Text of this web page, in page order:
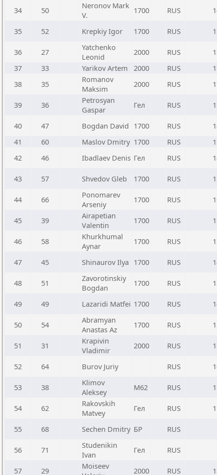
34 50
Neronov Mark
V.
1700 RUS
35 52 Krepkiy Igor 1700 RUS
36 27
Yatchenko
Leonid
2000 RUS
37
33 Yarikov Artem 2000 RUS
38
35
Romanov
Maksim
2000 RUS
39 36
Petrosyan
Gaspar
Гел RUS
40 47 Bogdan David 1700 RUS
41
60 Maslov Dmitry 1700 RUS
42
46 Ibadlaev Denis Гел RUS
43 57 Shvedov Gleb 1700 RUS
44 66
Ponomarev
Arseniy
1700 RUS
45 39
Airapetian
Valentin
1700 RUS
46 58
Khurkhumal
Aynar
1700 RUS
47 45 Shinaurov Ilya 1700 RUS
48 51
Zavorotinskiy
Bogdan
1700 RUS
49 49 Lazaridi Matfei 1700 RUS
50 54
Abramyan
Anastas Az
1700 RUS
51 31
Krapivin
Vladimir
2000 RUS
52 64 Burov Juriy RUS
53 38
Klimov
Aleksey
М62 RUS
54 62
Rakovskih
Matvey
Гел RUS
55 68 Sechen Dmitry БР RUS
56 71
Studenikin
Ivan
Гел RUS
57 29
Moiseev
2000 RUS